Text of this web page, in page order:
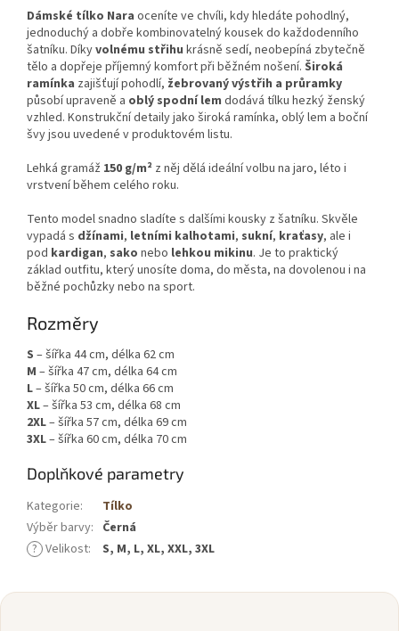
Dámské tílko Nara oceníte ve chvíli, kdy hledáte pohodlný,
jednoduchý a dobře kombinovatelný kousek do každodenního
šatníku. Díkyvolnému střihu krásně sedí, neobepíná zbytečně
tělo a dopřeje příjemný komfort při běžném nošení. Široká
ramínka zajišťují pohodlí, žebrovaný výstřih a průramky
působí upraveně a oblý spodní lem dodává tílku hezký ženský
vzhled. Konstrukční detaily jako široká ramínka, oblý lem a boční
švy jsou uvedené v produktovém listu.
Lehká gramáž 150 g/m² z něj dělá ideální volbu na jaro, léto i
vrstvení během celého roku.
Tento model snadno sladíte s dalšími kousky z šatníku. Skvěle
vypadá s džínami, letními kalhotami, sukní, kraťasy, ale i
pod kardigan, sako nebo lehkou mikinu. Je to praktický
základ outfitu, který unosíte doma, do města, na dovolenou i na
běžné pochůzky nebo na sport.
Rozměry
S – šířka 44 cm, délka 62 cm
M – šířka 47 cm, délka 64 cm
L– šířka 50 cm, délka 66 cm
XL– šířka 53 cm, délka 68 cm
2XL– šířka 57 cm, délka 69 cm
3XL– šířka 60 cm, délka 70 cm
Doplňkové parametry
Kategorie:
Tílko
Výběr barvy: Černá
? Velikost: S, M, L, XL, XXL, 3XL
Z